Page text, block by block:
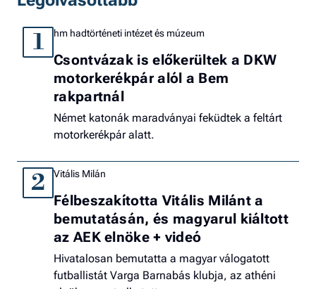
1 hm hadtörténeti intézet és múzeum
Csontvázak is előkerültek a DKW
motorkerékpár alól a Bem
rakpartnál
Német katonák maradványai feküdtek a feltárt
motorkerékpár alatt.
2 Vitális Milán
Félbeszakította Vitális Milánt a
bemutatásán, és magyarul kiáltott
az AEK elnöke + videó
Hivatalosan bemutatta a magyar válogatott
futballistát Varga Barnabás klubja, az athéni